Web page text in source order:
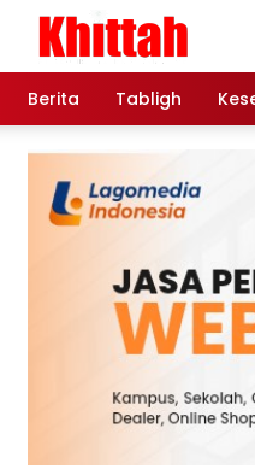
Berita Tabligh